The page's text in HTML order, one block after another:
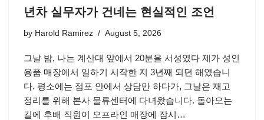
년차 실무자가 건네는 현실적인 조언
by Harold Ramirez August 5, 2026
그날 밤, 나는 계산대 앞에서 20분을 서성였다 제가 성인
용품 매장에서 일하기 시작한 지 3년째 되던 해였습니
다. 평소에는 점포 안에서 상담만 하다가, 그날은 재고
정리를 위해 본사 물류센터에 다녀왔습니다. 돌아오는
길에 후배 직원이 오프라인 매장에 잠시…